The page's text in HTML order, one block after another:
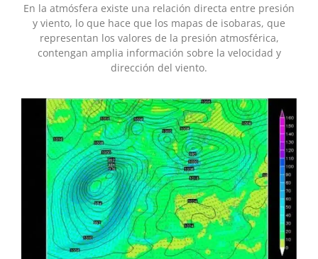
En la atmósfera existe una relación directa entre presión
y viento, lo que hace que los mapas de isobaras, que
representan los valores de la presión atmosférica,
contengan amplia información sobre la velocidad y
dirección del viento.